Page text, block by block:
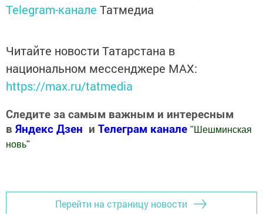
Telegram-канале Татмедиа
Читайте новости Татарстана в
национальном мессенджере MАХ:
https://max.ru/tatmedia
Следите за самым важным и интересным
в Яндекс Дзен и Телеграм канале " Шешминская
новь"
Перейти на страницу новости